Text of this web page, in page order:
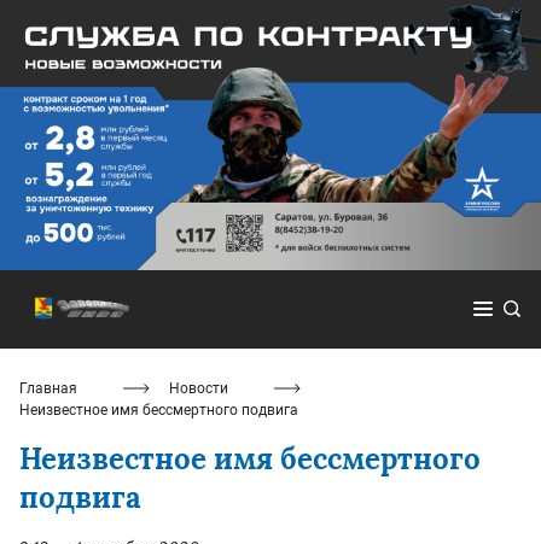
Главная
Новости
Неизвестное имя бессмертного подвига
Неизвестное имя бессмертного
подвига